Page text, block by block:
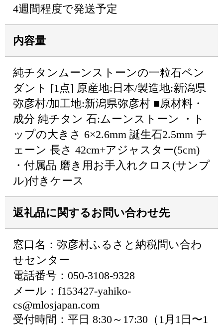
4週間程度で発送予定
内容量
純チタンムーンストーンの一粒石ペン
ダント [1点] 原産地:日本/製造地:新潟県
弥彦村/加工地:新潟県弥彦村 ■原材料・
成分 純チタン 石:ムーンストーン ・ト
ップの大きさ 6×2.6mm 誕生石2.5mm チ
ェーン 長さ 42cm+アジャスター(5cm)
・付属品 磨き用お手入れクロス(サンプ
ル)付きケース
返礼品に関するお問い合わせ先
窓口名：弥彦村ふるさと納税問い合わ
せセンター
電話番号：050-3108-9328
メール：f153427-yahiko-
cs@mlosjapan.com
受付時間：平日 8:30～17:30（1月1日〜1